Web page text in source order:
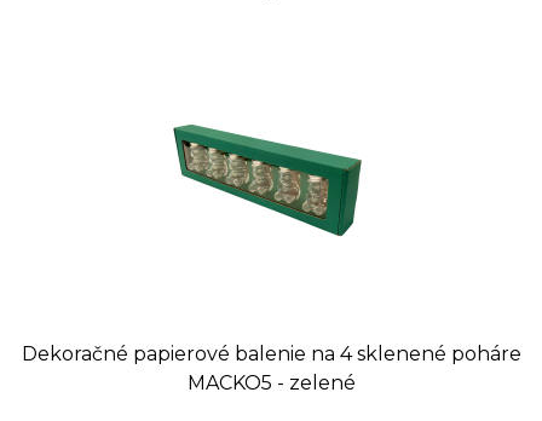
Dekoračné papierové balenie na 4 sklenené poháre
MACKO5 - zelené